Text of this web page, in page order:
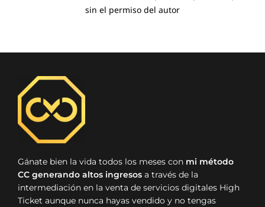
sin el permiso del autor
Gánate bien la vida todos los meses con mi método
CC generando altos ingresos a través de la
intermediación en la venta de servicios digitales High
Ticket aunque nunca hayas vendido y no tengas